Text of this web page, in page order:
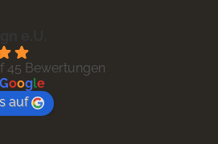
45 Bewertungen
Google
auf